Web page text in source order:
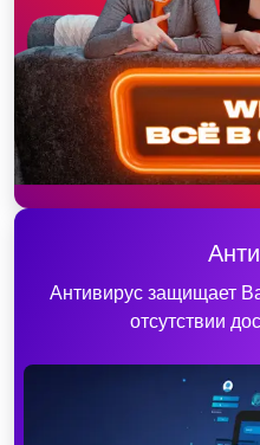
Антивирус защищает
отсутствии